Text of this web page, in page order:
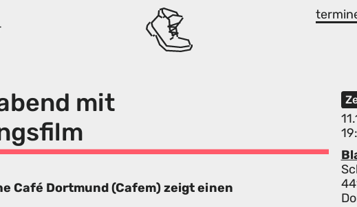
mit
Café Dortmund (Cafem) zeigt einen